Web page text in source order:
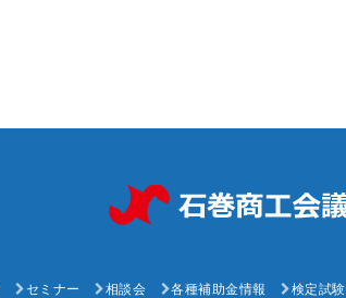
セミナー 相談会 各種補助金情報 検定試験